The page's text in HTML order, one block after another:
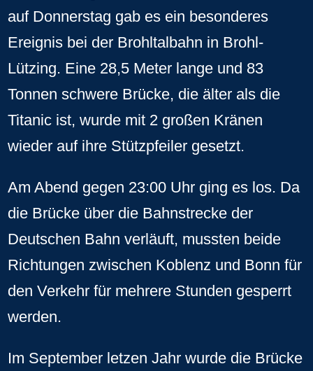
auf Donnerstag gab es ein besonderes
Ereignis bei der Brohltalbahn in Brohl-
Lützing. Eine 28,5 Meter lange und 83
Tonnen schwere Brücke, die älter als die
Titanic ist, wurde mit 2 großen Kränen
wieder auf ihre Stützpfeiler gesetzt.
Am Abend gegen 23:00 Uhr ging es los. Da
die Brücke über die Bahnstrecke der
Deutschen Bahn verläuft, mussten beide
Richtungen zwischen Koblenz und Bonn für
den Verkehr für mehrere Stunden gesperrt
werden.
Im September letzen Jahr wurde die Brücke